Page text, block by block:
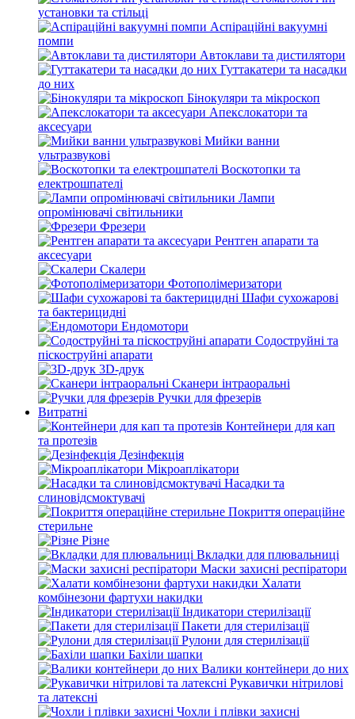
установки та стільці
Аспіраційні вакуумні
помпи
Автоклави та дистилятори
Гуттакатери та насадки
до них
Бінокуляри та мікроскоп
Апекслокатори та
аксесуари
Мийки ванни
ультразвукові
Воскотопки та
електрошпателі
Лампи
опромінювачі світильники
Фрезери
Рентген апарати та
аксесуари
Скалери
Фотополімеризатори
Шафи сухожарові
та бактерицидні
Ендомотори
Содоструйні та
піскоструйні апарати
3D-друк
Сканери інтраоральні
Ручки для фрезерів
Витратні
Контейнери для кап
та протезів
Дезінфекція
Мікроаплікатори
Насадки та
слиновідсмоктувачі
Покриття операційне
стерильне
Різне
Вкладки для плювальниці
Маски захисні респіратори
Халати
комбінезони фартухи накидки
Індикатори стерилізації
Пакети для стерилізації
Рулони для стерилізації
Бахіли шапки
Валики контейнери до них
Рукавички нітрилові
та латексні
Чохли і плівки захисні